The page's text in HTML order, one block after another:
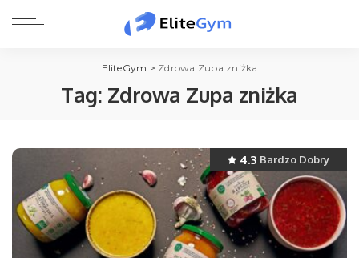
EliteGym > Zdrowa Zupa zniżka
Tag: Zdrowa Zupa zniżka
4.3 Bardzo Dobry